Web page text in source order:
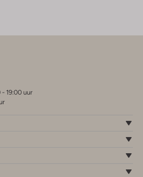
19:00 uur